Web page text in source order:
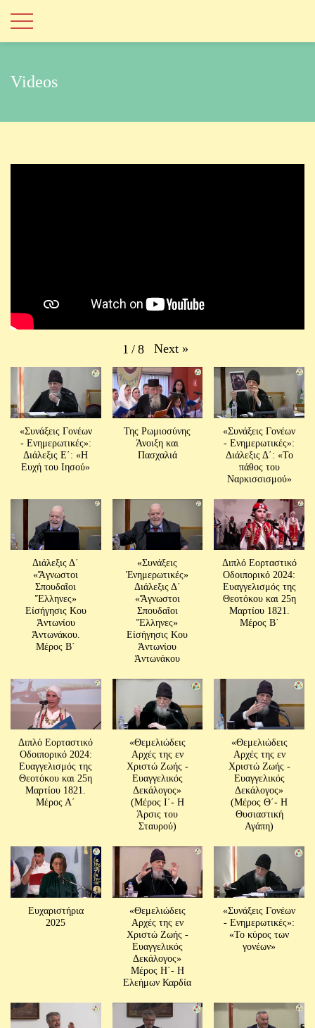
Videos
1 / 8 Next »
«Συνάξεις Γονέων
- Ενημερωτικές»:
Διάλεξις Ε´: «Η
Ευχή του Ιησού»
Της Ρωμιοσύνης
Άνοιξη και
Πασχαλιά
«Συνάξεις Γονέων
- Ενημερωτικές»:
Διάλεξις Δ´: «Το
πάθος του
Ναρκισσισμού»
Διάλεξις Δ΄
«Ἄγνωστοι
Σπουδαῖοι
Ἕλληνες»
Είσήγησις Κου
Ἀντωνίου
Ἀντωνάκου.
Μέρος Β΄
«Συνάξεις
Ἐνημερωτικές»
Διάλεξις Δ΄
«Ἄγνωστοι
Σπουδαῖοι
Ἕλληνες»
Είσήγησις Κου
Ἀντωνίου
Ἀντωνάκου
Διπλό Εορταστικό
Οδοιπορικό 2024:
Ευαγγελισμός της
Θεοτόκου και 25η
Μαρτίου 1821.
Μέρος Β΄
Διπλό Εορταστικό
Οδοιπορικό 2024:
Ευαγγελισμός της
Θεοτόκου και 25η
Μαρτίου 1821.
Μέρος Α΄
«Θεμελιώδεις
Αρχές της εν
Χριστώ Ζωής -
Ευαγγελικός
Δεκάλογος»
(Μέρος Ι´- Η
Άρσις του
Σταυρού)
«Θεμελιώδεις
Αρχές της εν
Χριστώ Ζωής -
Ευαγγελικός
Δεκάλογος»
(Μέρος Θ´- Η
Θυσιαστική
Αγάπη)
Ευχαριστήρια
2025
«Θεμελιώδεις
Αρχές της εν
Χριστώ Ζωής -
Ευαγγελικός
Δεκάλογος»
Μέρος H´- Η
Ελεήμων Καρδία
«Συνάξεις Γονέων
- Ενημερωτικές»:
«Το κύρος των
γονέων»